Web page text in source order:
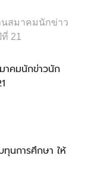
าคมนักข่าวนัก
นการศึกษา ให้